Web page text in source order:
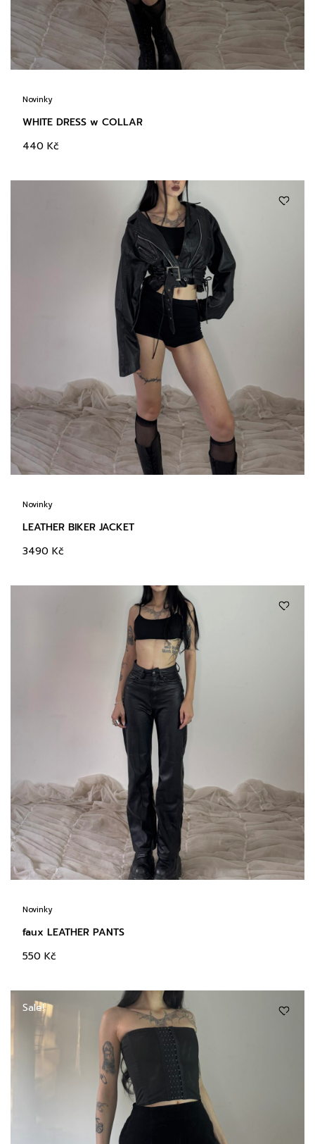
Novinky
WHITE DRESS w COLLAR
440 Kč
Novinky
LEATHER BIKER JACKET
3490 Kč
Novinky
faux LEATHER PANTS
550 Kč
Sale!